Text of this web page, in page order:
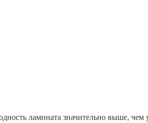
ламината значительно выше,